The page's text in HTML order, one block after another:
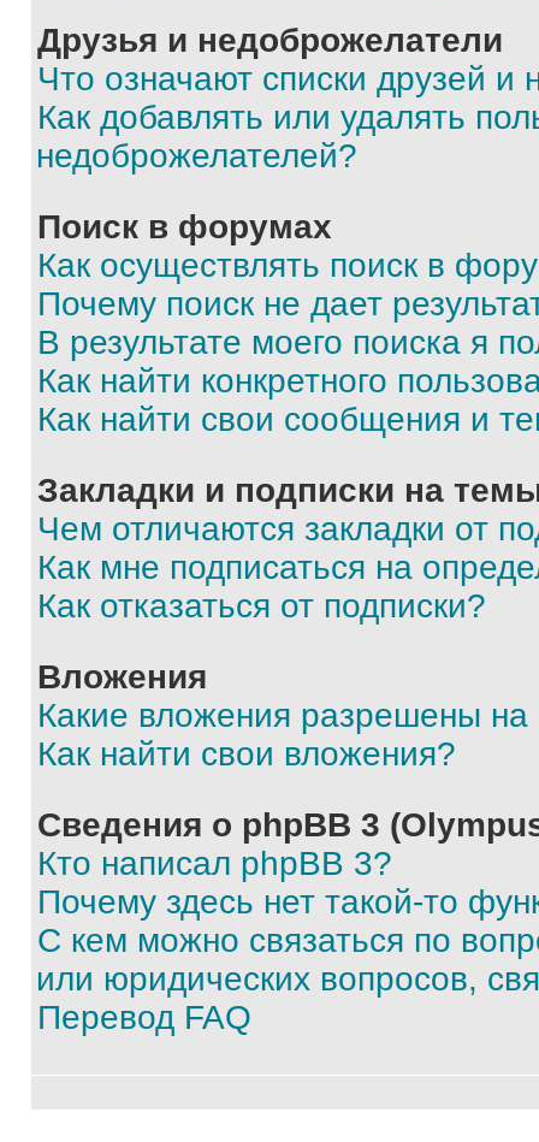
Друзья и недоброжелатели
Что означают списки друзей и
Как добавлять или удалять
недоброжелателей?
Поиск в форумах
Как осуществлять поиск в
Почему поиск не дает
В результате моего поиска я
Как найти конкретного
Как найти свои сообщения и
Закладки и подписки на
Чем отличаются закладки от
Как мне подписаться на
Как отказаться от подписки?
Вложения
Какие вложения разрешены
Как найти свои вложения?
Сведения о phpBB 3
Кто написал phpBB 3?
Почему здесь нет такой-то
С кем можно связаться по
или юридических вопросов,
Перевод FAQ